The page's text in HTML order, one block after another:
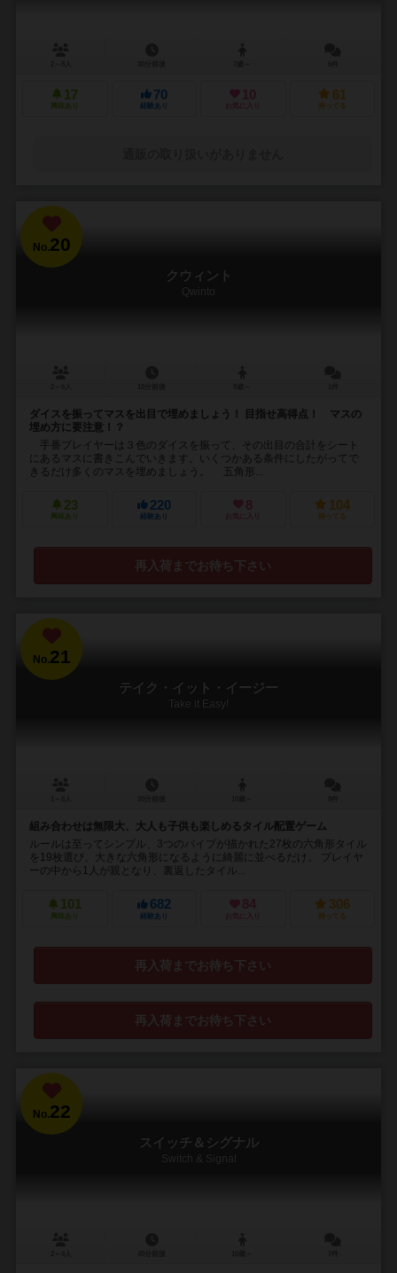
17
興味あり
70
経験あり
10
お気に入り
61
持ってる
No.20
クウィント
Qwinto
ダイスを振ってマスを出目で埋めましょう！ 目指せ高得点！ マスの
埋め方に要注意！？
手番プレイヤーは３色のダイスを振って、その出目の合計をシート
にあるマスに書きこんでいきます。いくつかある条件にしたがってで
きるだけ多くのマスを埋めましょう。 五角形...
23
興味あり
220
経験あり
8
お気に入り
104
持ってる
再入荷までお待ち下さい
No.21
テイク・イット・イージー
Take it Easy!
組み合わせは無限大、大人も子供も楽しめるタイル配置ゲーム
ルールは至ってシンプル、3つのパイプが描かれた27枚の六角形タイル
を19枚選び、大きな六角形になるように綺麗に並べるだけ。 プレイヤ
ーの中から1人が親となり、裏返したタイル...
101
興味あり
682
経験あり
84
お気に入り
306
持ってる
再入荷までお待ち下さい
再入荷までお待ち下さい
No.22
スイッチ＆シグナル
Switch & Signal